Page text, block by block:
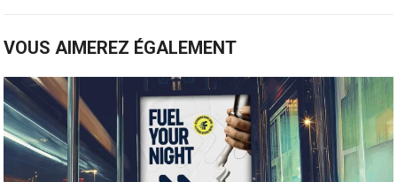
VOUS AIMEREZ ÉGALEMENT